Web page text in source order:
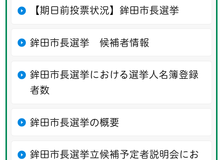
【期日前投票状況】鉾田市長選挙
鉾田市長選挙 候補者情報
鉾田市長選挙における選挙人名簿登録
者数
鉾田市長選挙の概要
鉾田市長選挙立候補予定者説明会にお